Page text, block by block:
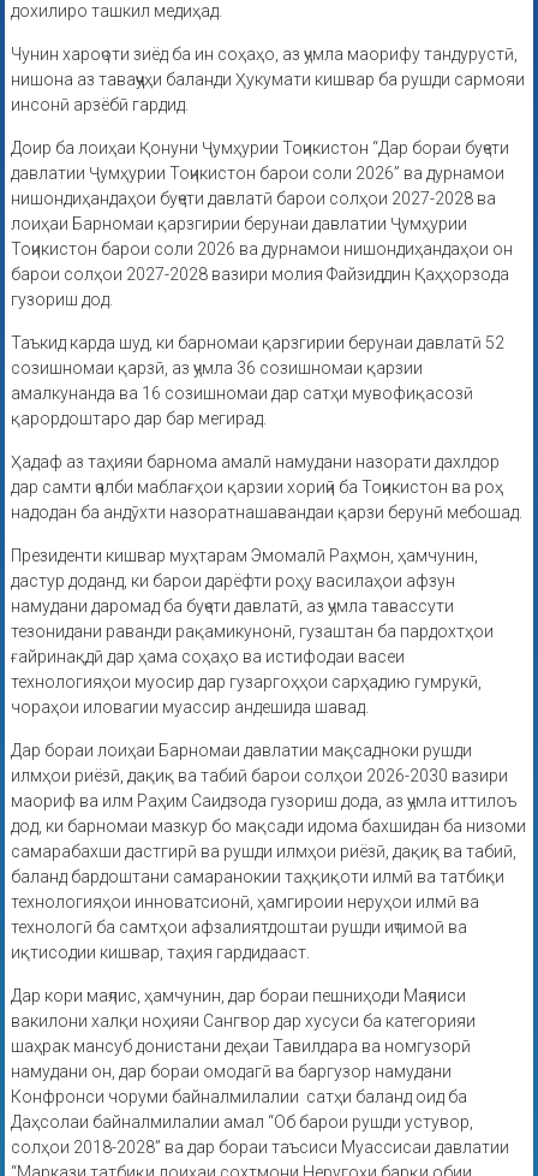
дохилиро ташкил медиҳад.
Чунин хароҷоти зиёд ба ин соҳаҳо, аз ҷумла маорифу тандурустӣ,
нишона аз таваҷҷуҳи баланди Ҳукумати кишвар ба рушди сармояи
инсонӣ арзёбӣ гардид.
Доир ба лоиҳаи Қонуни Ҷумҳурии Тоҷикистон “Дар бораи буҷети
давлатии Ҷумҳурии Тоҷикистон барои соли 2026” ва дурнамои
нишондиҳандаҳои буҷети давлатӣ барои солҳои 2027-2028 ва
лоиҳаи Барномаи қарзгирии берунаи давлатии Ҷумҳурии
Тоҷикистон барои соли 2026 ва дурнамои нишондиҳандаҳои он
барои солҳои 2027-2028 вазири молия Файзиддин Қаҳҳорзода
гузориш дод.
Таъкид карда шуд, ки барномаи қарзгирии берунаи давлатӣ 52
созишномаи қарзӣ, аз ҷумла 36 созишномаи қарзии
амалкунанда ва 16 созишномаи дар сатҳи мувофиқасозӣ
қарордоштаро дар бар мегирад.
Ҳадаф аз таҳияи барнома амалӣ намудани назорати дахлдор
дар самти ҷалби маблағҳои қарзии хориҷӣ ба Тоҷикистон ва роҳ
надодан ба андӯхти назоратнашавандаи қарзи берунӣ мебошад.
Президенти кишвар муҳтарам Эмомалӣ Раҳмон, ҳамчунин,
дастур доданд, ки барои дарёфти роҳу василаҳои афзун
намудани даромад ба буҷети давлатӣ, аз ҷумла тавассути
тезонидани раванди рақамикунонӣ, гузаштан ба пардохтҳои
ғайринақдӣ дар ҳама соҳаҳо ва истифодаи васеи
технологияҳои муосир дар гузаргоҳҳои сарҳадию гумрукӣ,
чораҳои иловагии муассир андешида шавад.
Дар бораи лоиҳаи Барномаи давлатии мақсадноки рушди
илмҳои риёзӣ, дақиқ ва табиӣ барои солҳои 2026-2030 вазири
маориф ва илм Раҳим Саидзода гузориш дода, аз ҷумла иттилоъ
дод, ки барномаи мазкур бо мақсади идома бахшидан ба низоми
самарабахши дастгирӣ ва рушди илмҳои риёзӣ, дақиқ ва табиӣ,
баланд бардоштани самаранокии таҳқиқоти илмӣ ва татбиқи
технологияҳои инноватсионӣ, ҳамгироии неруҳои илмӣ ва
технологӣ ба самтҳои афзалиятдоштаи рушди иҷтимоӣ ва
иқтисодии кишвар, таҳия гардидааст.
Дар кори маҷлис, ҳамчунин, дар бораи пешниҳоди Маҷлиси
вакилони халқи ноҳияи Сангвор дар хусуси ба категорияи
шаҳрак мансуб донистани деҳаи Тавилдара ва номгузорӣ
намудани он, дар бораи омодагӣ ва баргузор намудани
Конфронси чоруми байналмилалии сатҳи баланд оид ба
Даҳсолаи байналмилалии амал “Об барои рушди устувор,
солҳои 2018-2028” ва дар бораи таъсиси Муассисаи давлатии